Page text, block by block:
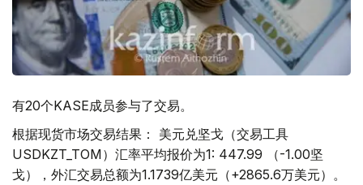
有20个KASE成员参与了交易。
根据现货市场交易结果： 美元兑坚戈（交易工具
USDKZT_TOM）汇率平均报价为1: 447.99 （-1.00坚
戈），外汇交易总额为1.1739亿美元（+2865.6万美元）。